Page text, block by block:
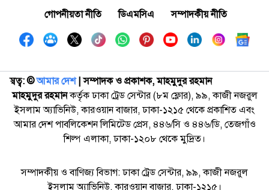
গোপনীয়তা নীতি
ডিএমসিএ সম্পাদকীয় নীতি
স্বত্ব: ©️আমার দেশ| সম্পাদক ও প্রকাশক, মাহমুদুর রহমান
মাহমুদুর রহমানকর্তৃক ঢাকা ট্রেড সেন্টার (৮ম ফ্লোর), ৯৯, কাজী নজরুল
ইসলাম অ্যাভিনিউ, কারওয়ান বাজার, ঢাকা-১২১৫ থেকে প্রকাশিত এবং
আমার দেশ পাবলিকেশন লিমিটেড প্রেস, ৪৪৬/সি ও ৪৪৬/ডি, তেজগাঁও
শিল্প এলাকা, ঢাকা-১২০৮ থেকে মুদ্রিত।
সম্পাদকীয় ও বাণিজ্য বিভাগ: ঢাকা ট্রেড সেন্টার, ৯৯, কাজী নজরুল
ইসলাম অ্যাভিনিউ, কারওয়ান বাজার, ঢাকা-১২১৫।